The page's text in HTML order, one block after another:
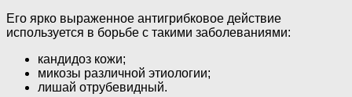
Его ярко выраженное антигрибковое действие
используется в борьбе с такими заболеваниями:
кандидоз кожи;
микозы различной этиологии;
лишай отрубевидный.